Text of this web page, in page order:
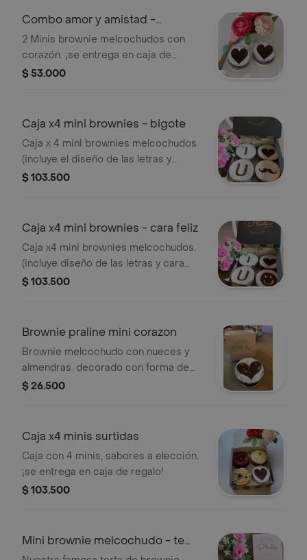
Combo amor y amistad -
corazones
2 Minis brownie melcochudos con
corazón. ¡se entrega en caja de
regalo!
$ 53.000
Caja x4 mini brownies - bigote
Caja x 4 mini brownies melcochudos.
(incluye el diseño de las letras y
bigote). ¡se entrega en caja de regalo!
$ 103.500
Caja x4 mini brownies - cara feliz
Caja x4 mini brownies melcochudos.
(incluye diseño de las letras y cara
feliz). ¡se entrega en caja de regalo!
$ 103.500
Brownie praline mini corazon
Brownie melcochudo con nueces y
almendras. decorado con forma de
corazón. ¡se entrega en caja de
$ 26.500
Caja x4 minis surtidas
Caja con 4 minis, sabores a elección.
¡se entrega en caja de regalo!
$ 103.500
Mini brownie melcochudo - te